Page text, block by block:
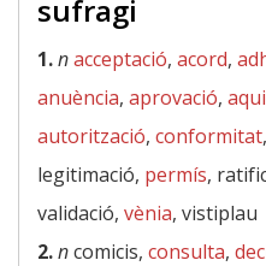
sufragi
1.nacceptació, acord,
anuència, aprovació,
autorització, conformitat,
legitimació, permís,
validació, vènia, vistiplau
2.ncomicis, consulta,